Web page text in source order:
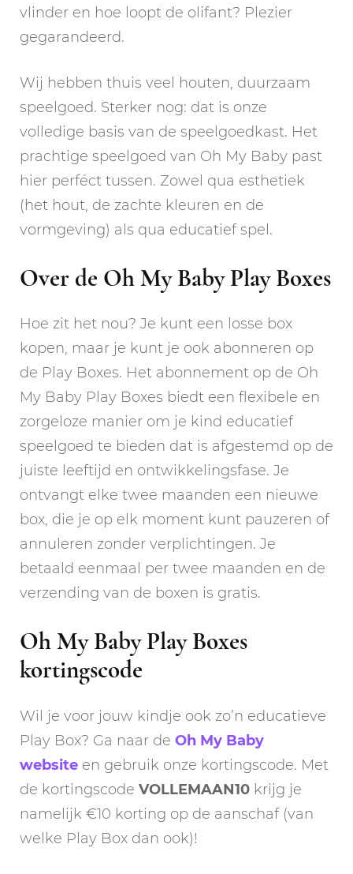
vlinder en hoe loopt de olifant? Plezier
gegarandeerd.
Wij hebben thuis veel houten, duurzaam
speelgoed. Sterker nog: dat is onze
volledige basis van de speelgoedkast. Het
prachtige speelgoed van Oh My Baby past
hier perféct tussen. Zowel qua esthetiek
(het hout, de zachte kleuren en de
vormgeving) als qua educatief spel.
Over de Oh My Baby Play Boxes
Hoe zit het nou? Je kunt een losse box
kopen, maar je kunt je ook abonneren op
de Play Boxes. Het abonnement op de Oh
My Baby Play Boxes biedt een flexibele en
zorgeloze manier om je kind educatief
speelgoed te bieden dat is afgestemd op de
juiste leeftijd en ontwikkelingsfase. Je
ontvangt elke twee maanden een nieuwe
box, die je op elk moment kunt pauzeren of
annuleren zonder verplichtingen. Je
betaald eenmaal per twee maanden en de
verzending van de boxen is gratis.
Oh My Baby Play Boxes
kortingscode
Wil je voor jouw kindje ook zo’n educatieve
Play Box? Ga naar de Oh My Baby
website en gebruik onze kortingscode. Met
de kortingscode VOLLEMAAN10 krijg je
namelijk €10 korting op de aanschaf (van
welke Play Box dan ook)!